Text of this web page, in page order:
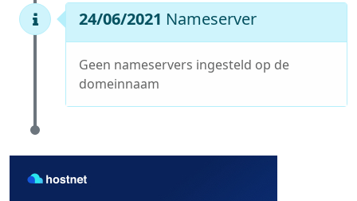
24/06/2021 Nameserver
Geen nameservers ingesteld op de
domeinnaam